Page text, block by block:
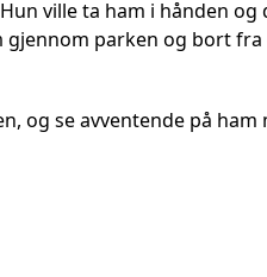
ville ta ham i hånden
gjennom parken og bort
og se avventende på ham